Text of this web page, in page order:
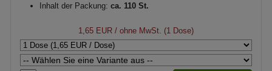
Inhalt der Packung: ca. 110 St.
1,65 EUR / ohne MwSt. (1 Dose)